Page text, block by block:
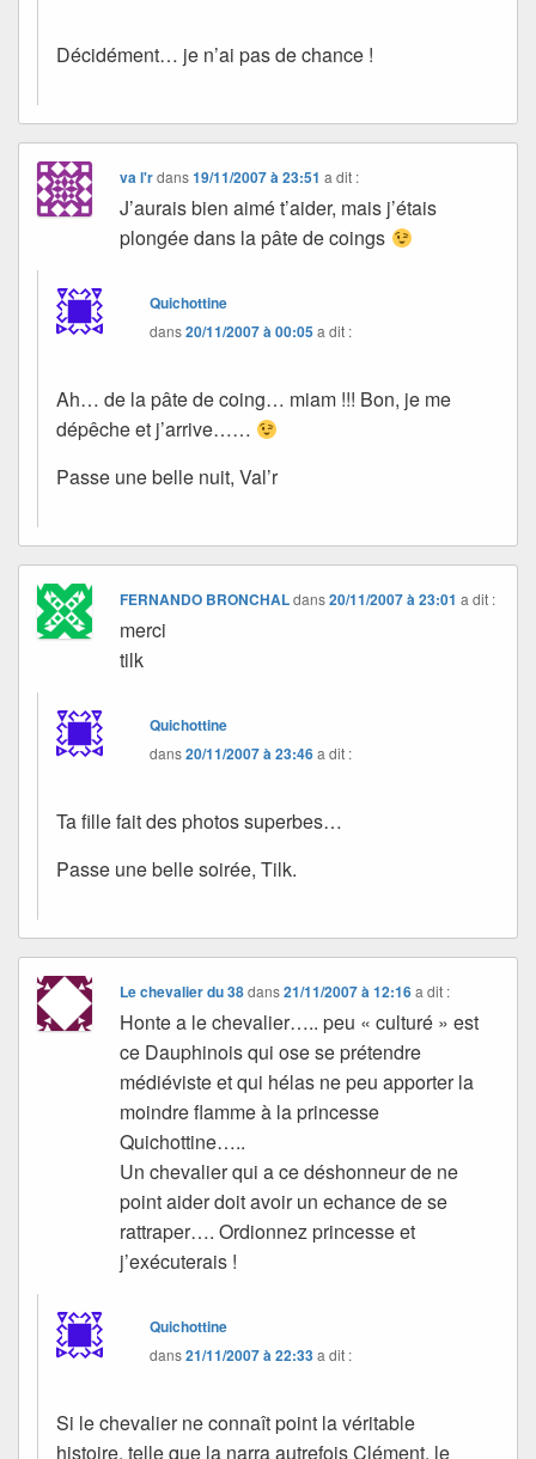
Décidément… je n’ai pas de chance !
va l'rdans19/11/2007 à 23:51 a dit :
J’aurais bien aimé t’aider, mais j’étais
plongée dans la pâte de coings
Quichottine
dans20/11/2007 à 00:05a dit :
Ah… de la pâte de coing… miam !!! Bon, je me
dépêche et j’arrive……
Passe une belle nuit, Val’r
FERNANDO BRONCHALdans20/11/2007 à 23:01 a dit :
merci
tilk
Quichottine
dans20/11/2007 à 23:46a dit :
Ta fille fait des photos superbes…
Passe une belle soirée, Tilk.
Le chevalier du 38dans21/11/2007 à 12:16 a dit :
Honte a le chevalier….. peu « culturé » est
ce Dauphinois qui ose se prétendre
médiéviste et qui hélas ne peu apporter la
moindre flamme à la princesse
Quichottine…..
Un chevalier qui a ce déshonneur de ne
point aider doit avoir un echance de se
rattraper…. Ordionnez princesse et
j’exécuterais !
Quichottine
dans21/11/2007 à 22:33a dit :
Si le chevalier ne connaît point la véritable
histoire, telle que la narra autrefois Clément, le